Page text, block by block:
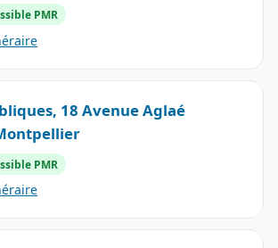
PMR
18 Avenue Aglaé
PMR